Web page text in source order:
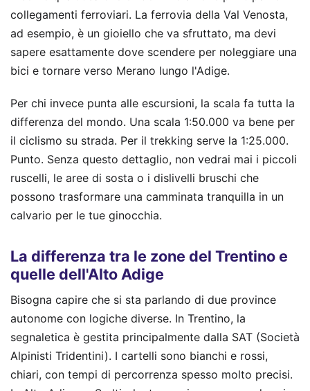
collegamenti ferroviari. La ferrovia della Val Venosta,
ad esempio, è un gioiello che va sfruttato, ma devi
sapere esattamente dove scendere per noleggiare una
bici e tornare verso Merano lungo l'Adige.
Per chi invece punta alle escursioni, la scala fa tutta la
differenza del mondo. Una scala 1:50.000 va bene per
il ciclismo su strada. Per il trekking serve la 1:25.000.
Punto. Senza questo dettaglio, non vedrai mai i piccoli
ruscelli, le aree di sosta o i dislivelli bruschi che
possono trasformare una camminata tranquilla in un
calvario per le tue ginocchia.
La differenza tra le zone del Trentino e
quelle dell'Alto Adige
Bisogna capire che si sta parlando di due province
autonome con logiche diverse. In Trentino, la
segnaletica è gestita principalmente dalla SAT (Società
Alpinisti Tridentini). I cartelli sono bianchi e rossi,
chiari, con tempi di percorrenza spesso molto precisi.